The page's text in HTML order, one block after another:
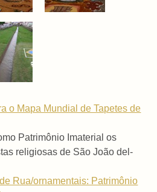
o Mapa Mundial de Tapetes de
Patrimônio Imaterial os
religiosas de São João del-
Rua/ornamentais: Patrimônio